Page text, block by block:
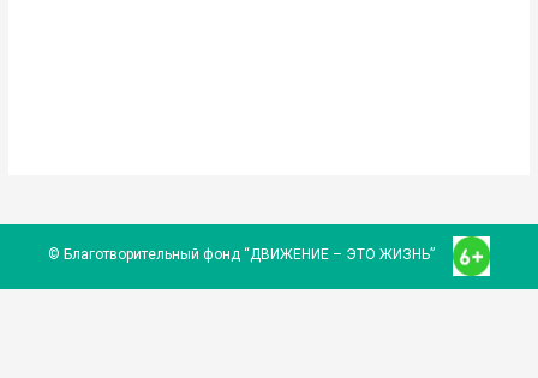
© Благотворительный фонд “ДВИЖЕНИЕ – ЭТО ЖИЗНЬ”